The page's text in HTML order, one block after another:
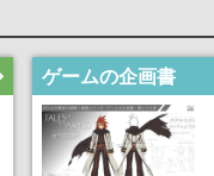
ゲームの企画書